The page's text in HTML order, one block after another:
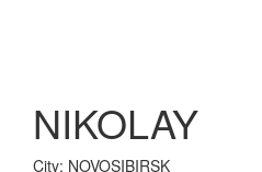
NIKOLAY
City: NOVOSIBIRSK